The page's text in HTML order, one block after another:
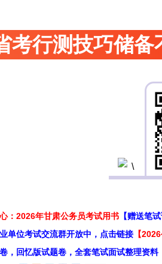
考行测技巧储
：2026年甘肃公务员考试用书 【赠送笔
单位考试交流群开放中，点击链接 【
，回忆版试题卷，全套笔试面试整理资料